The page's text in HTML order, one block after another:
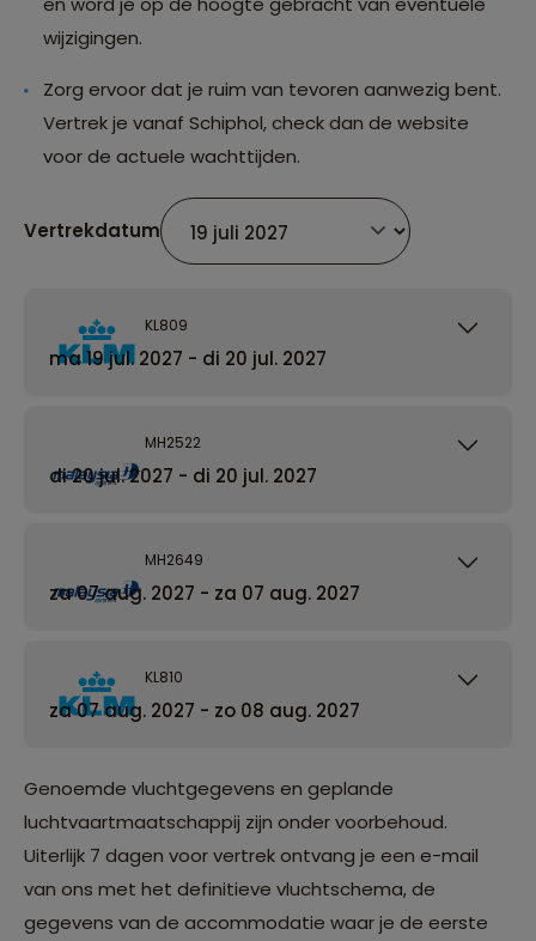
wijzigingen.
Zorg ervoor dat je ruim van tevoren aanwezig bent.
Vertrek je vanaf Schiphol, check dan de website
voor de actuele wachttijden.
Vertrekdatum
KL809
ma 19 jul. 2027 - di 20 jul. 2027
MH2522
di 20 jul. 2027 - di 20 jul. 2027
MH2649
za 07 aug. 2027 - za 07 aug. 2027
KL810
za 07 aug. 2027 - zo 08 aug. 2027
Genoemde vluchtgegevens en geplande
luchtvaartmaatschappij zijn onder voorbehoud.
Uiterlijk 7 dagen voor vertrek ontvang je een e-mail
van ons met het definitieve vluchtschema, de
gegevens van de accommodatie waar je de eerste